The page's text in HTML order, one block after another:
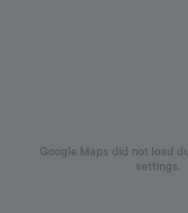
Google Maps did not load
settings.